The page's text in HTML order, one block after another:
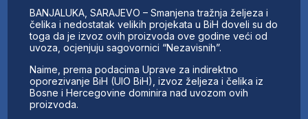
FINANSIJE
IZ STRANIH MEDIJA
AKTIVNOSTI
SWOT INTERVJU
UČLANI SE
KONTAKT
BANJALUKA, SARAJEVO – Smanjena tražnja željeza i
čelika i nedostatak velikih projekata u BiH doveli su do
toga da je izvoz ovih proizvoda ove godine veći od
uvoza, ocjenjuju sagovornici “Nezavisnih”.
Naime, prema podacima Uprave za indirektno
oporezivanje BiH (UIO BiH), izvoz željeza i čelika iz
Bosne i Hercegovine dominira nad uvozom ovih
proizvoda.